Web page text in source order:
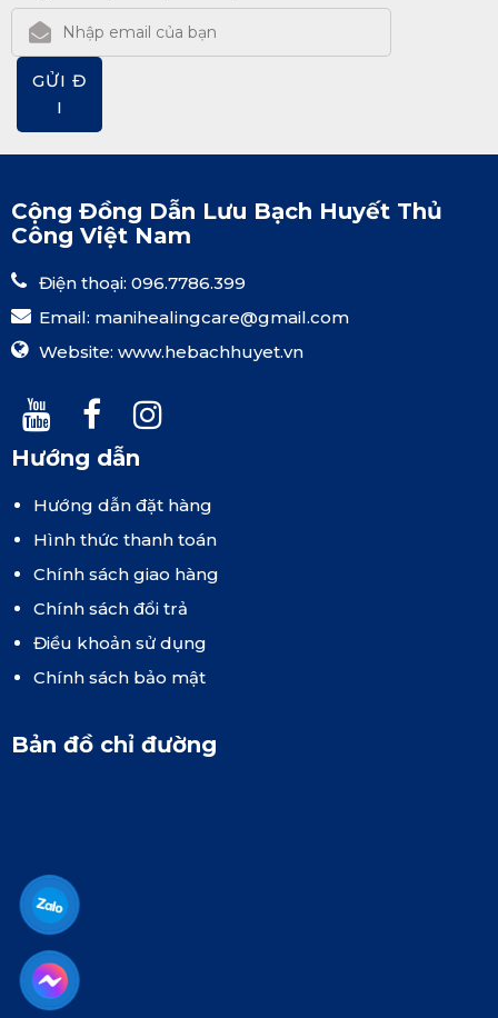
GỬI Đ
I
Cộng Đồng Dẫn Lưu Bạch Huyết Thủ
Công Việt Nam
Điện thoại: 096.7786.399
Email: manihealingcare@gmail.com
Website: www.hebachhuyet.vn
Hướng dẫn
Hướng dẫn đặt hàng
Hình thức thanh toán
Chính sách giao hàng
Chính sách đổi trả
Điều khoản sử dụng
Chính sách bảo mật
Bản đồ chỉ đường